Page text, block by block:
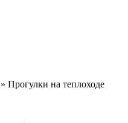
» Прогулки на теплоходе